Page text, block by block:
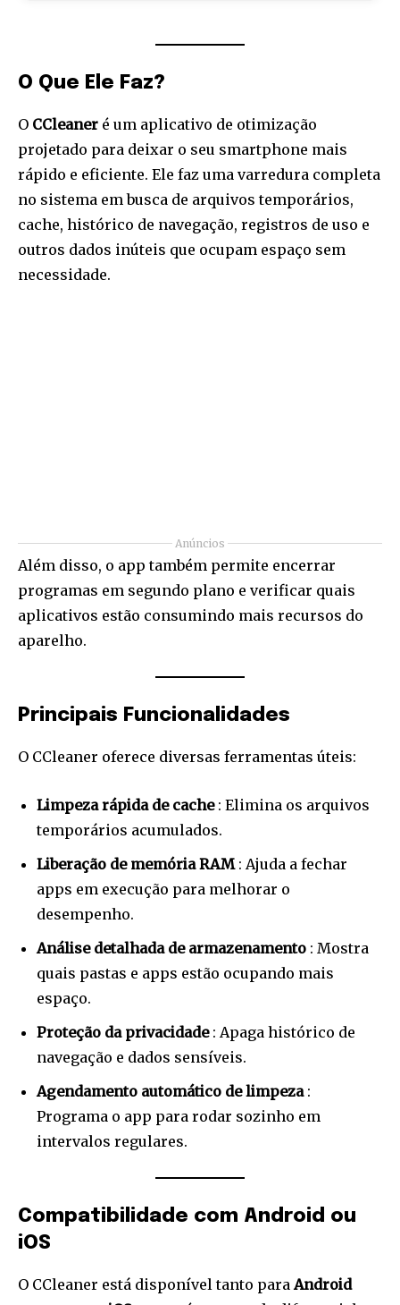
O Que Ele Faz?
O CCleaner é um aplicativo de otimização
projetado para deixar o seu smartphone mais
rápido e eficiente. Ele faz uma varredura completa
no sistema em busca de arquivos temporários,
cache, histórico de navegação, registros de uso e
outros dados inúteis que ocupam espaço sem
necessidade.
Anúncios
Além disso, o app também permite encerrar
programas em segundo plano e verificar quais
aplicativos estão consumindo mais recursos do
aparelho.
Principais Funcionalidades
O CCleaner oferece diversas ferramentas úteis:
Limpeza rápida de cache : Elimina os arquivos
temporários acumulados.
Liberação de memória RAM : Ajuda a fechar
apps em execução para melhorar o
desempenho.
Análise detalhada de armazenamento : Mostra
quais pastas e apps estão ocupando mais
espaço.
Proteção da privacidade : Apaga histórico de
navegação e dados sensíveis.
Agendamento automático de limpeza :
Programa o app para rodar sozinho em
intervalos regulares.
Compatibilidade com Android ou
iOS
O CCleaner está disponível tanto paraAndroid